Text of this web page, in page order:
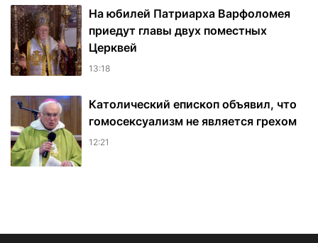
На юбилей Патриарха Варфоломея
приедут главы двух поместных
Церквей
13:18
Католический епископ объявил, что
гомосексуализм не является грехом
12:21